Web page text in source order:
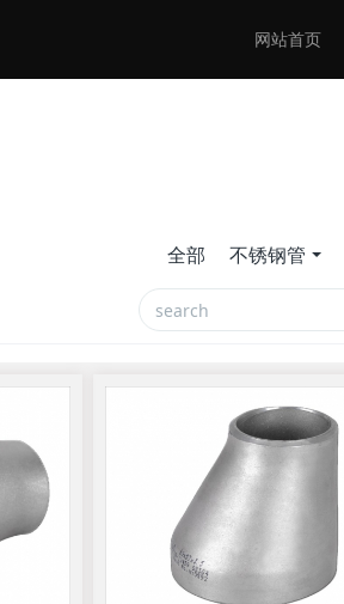
网站首页
全部 不锈钢管